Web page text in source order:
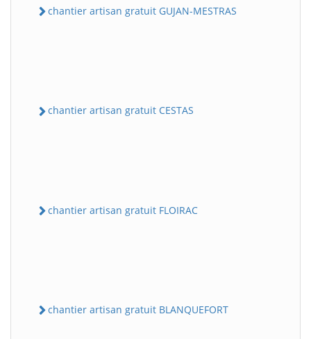
chantier artisan gratuit GUJAN-MESTRAS
chantier artisan gratuit CESTAS
chantier artisan gratuit FLOIRAC
chantier artisan gratuit BLANQUEFORT